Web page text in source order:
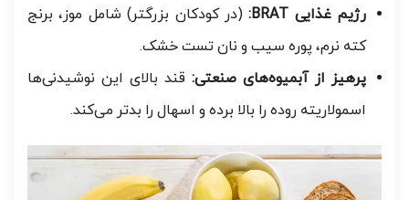
رژیم غذایی BRAT:
(در کودکان بزرگتر) شامل موز، برنج
کته نرم، پوره سیب و نان تست خشک.
پرهیز از آبمیوه‌های صنعتی: قند بالای این نوشیدنی‌ها
اسمولاریته روده را بالا برده و اسهال را بدتر می‌کند.